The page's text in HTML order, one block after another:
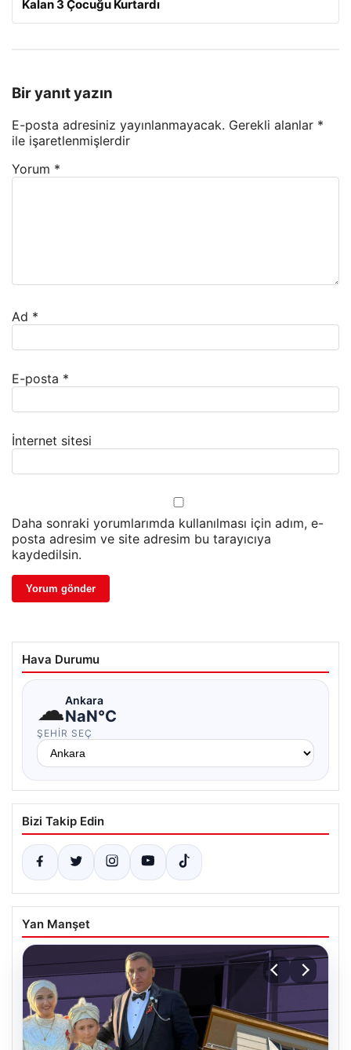
Kalan 3 Çocuğu Kurtardı
Bir yanıt yazın
E-posta adresiniz yayınlanmayacak. Gerekli alanlar *
ile işaretlenmişlerdir
Yorum *
Ad *
E-posta *
İnternet sitesi
Daha sonraki yorumlarımda kullanılması için adım, e-
posta adresim ve site adresim bu tarayıcıya
kaydedilsin.
Hava Durumu
☁Ankara
NaN°C
ŞEHIR SEÇ
Bizi Takip Edin
Yan Manşet